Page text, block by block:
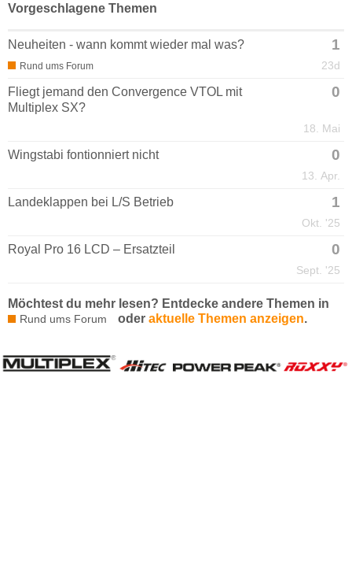
Vorgeschlagene Themen
Neuheiten - wann kommt wieder mal was? 1
23d
Rund ums Forum
Fliegt jemand den Convergence VTOL mit
Multiplex SX?
0
18. Mai
Wingstabi fontionniert nicht 0
13. Apr.
Landeklappen bei L/S Betrieb 1
Okt. '25
Royal Pro 16 LCD – Ersatzteil 0
Sept. '25
Möchtest du mehr lesen? Entdecke andere Themen in
Rund ums Forum oder aktuelle Themen anzeigen.